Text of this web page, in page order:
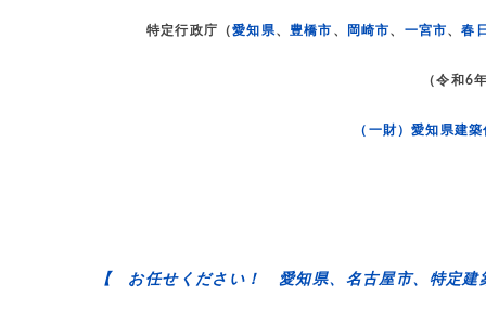
特定行政庁（愛知県、 豊橋市 、 岡崎市、 一宮市、春
（令和6
（一財）愛知県建
【 お任せください！ 愛知県、名古屋市、特定